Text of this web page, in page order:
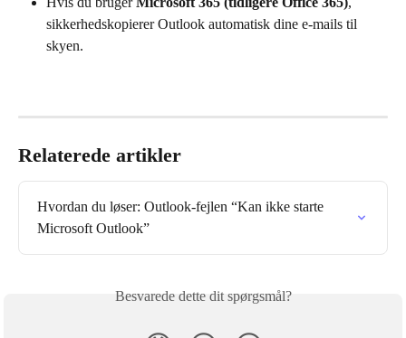
sikkerhedskopierer Outlook automatisk dine e-mails til
skyen.
Relaterede artikler
Hvordan du løser: Outlook-fejlen “Kan ikke starte
Microsoft Outlook”
Besvarede dette dit spørgsmål?